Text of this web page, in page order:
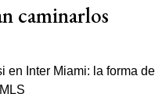
caminarlos